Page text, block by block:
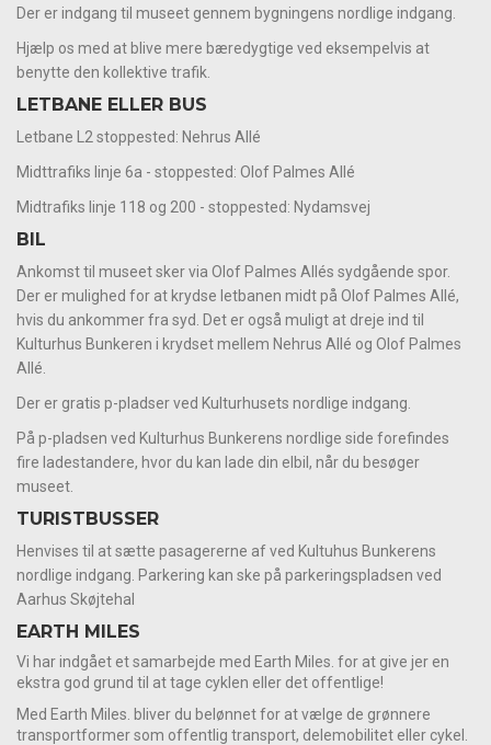
Der er indgang til museet gennem bygningens nordlige indgang.
Hjælp os med at blive mere bæredygtige ved eksempelvis at
benytte den kollektive trafik.
LETBANE ELLER BUS
Letbane L2 stoppested: Nehrus Allé
Midttrafiks linje 6a - stoppested: Olof Palmes Allé
Midtrafiks linje 118 og 200 - stoppested: Nydamsvej
BIL
Ankomst til museet sker via Olof Palmes Allés sydgående spor.
Der er mulighed for at krydse letbanen midt på Olof Palmes Allé,
hvis du ankommer fra syd. Det er også muligt at dreje ind til
Kulturhus Bunkeren i krydset mellem Nehrus Allé og Olof Palmes
Allé.
Der er gratis p-pladser ved Kulturhusets nordlige indgang.
På p-pladsen ved Kulturhus Bunkerens nordlige side forefindes
fire ladestandere, hvor du kan lade din elbil, når du besøger
museet.
TURISTBUSSER
Henvises til at sætte pasagererne af ved Kultuhus Bunkerens
nordlige indgang. Parkering kan ske på parkeringspladsen ved
Aarhus Skøjtehal
EARTH MILES
Vi har indgået et samarbejde med Earth Miles. for at give jer en
ekstra god grund til at tage cyklen eller det offentlige!
Med Earth Miles. bliver du belønnet for at vælge de grønnere
transportformer som offentlig transport, delemobilitet eller cykel.